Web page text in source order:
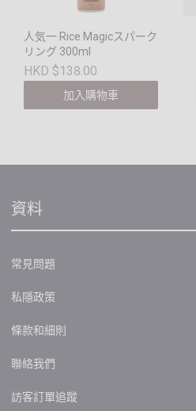
人気一 Rice Magicスパーク
リング 300ml
HKD $138.00
加入購物車
資料
常見問題
私隱政策
條款和細則
聯絡我們
訪客訂單追蹤